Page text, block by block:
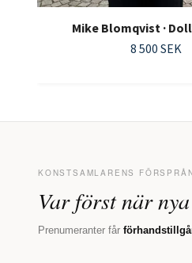
Mike Blomqvist ·
8 500 SEK
KONSTSAMLARENS
Var först när
Prenumeranter får